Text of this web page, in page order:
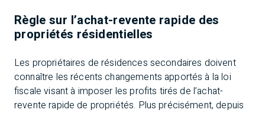
Règle sur l’achat-revente rapide des
propriétés résidentielles
Les propriétaires de résidences secondaires doivent
connaître les récents changements apportés à la loi
fiscale visant à imposer les profits tirés de l’achat-
revente rapide de propriétés. Plus précisément, depuis